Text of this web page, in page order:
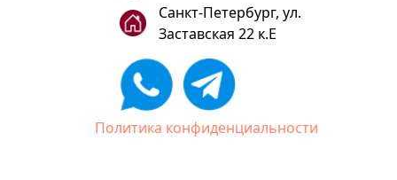
Санкт-Петербург, ул.
Заставская 22 к.Е
Политика конфиденциальности